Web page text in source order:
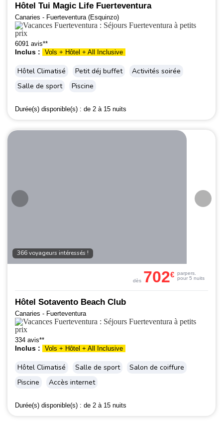
Hôtel Tui Magic Life Fuerteventura
Canaries - Fuerteventura (Esquinzo)
6091 avis**
Inclus : Vols + Hôtel + All Inclusive
Hôtel Climatisé Petit déj buffet
Activités soirée
Salle de sport
Piscine
Durée(s) disponible(s) : de 2 à 15 nuits
366 voyageurs intéressés !
Hôtel Sotavento Beach Club
Canaries - Fuerteventura
334 avis**
Inclus : Vols + Hôtel + All Inclusive
Hôtel Climatisé Salle de sport
Salon de coiffure
Piscine
Accès internet
Durée(s) disponible(s) : de 2 à 15 nuits
dès 702€ parpers.
pour 5 nuits